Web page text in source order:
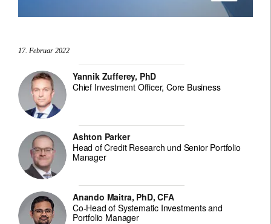
17. Februar 2022
Yannik Zufferey, PhD
Chief Investment Officer, Core Business
Ashton Parker
Head of Credit Research und Senior Portfolio
Manager
Anando Maitra, PhD, CFA
Co-Head of Systematic Investments and
Portfolio Manager